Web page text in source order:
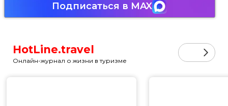
Подписаться в MAX
HotLine.travel
Онлайн-журнал о жизни в туризме